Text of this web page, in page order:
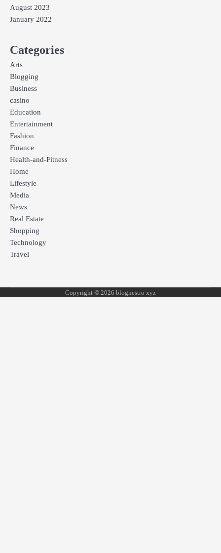
August 2023
January 2022
Categories
Arts
Blogging
Business
casino
Education
Entertainment
Fashion
Finance
Health-and-Fitness
Home
Lifestyle
Media
News
Real Estate
Shopping
Technology
Travel
Copyright © 2026 blognestro xyz